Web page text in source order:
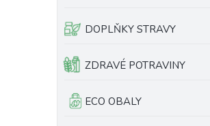
DOPLŇKY STRAVY
ZDRAVÉ POTRAVINY
ECO OBALY